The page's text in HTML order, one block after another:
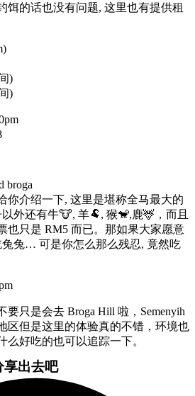
饵的话也没有问题, 这里也有提供租
)
)
broga
你介绍一下, 这里是堪称全马最大的
外还有牛🐮, 羊🐏, 猴🐒,鹿🦌，而且
也只是 RM5 而已。那如果大家愿意
兔… 可是你怎么那么残忍, 竟然吃
只是会去 Broga Hill 啦，Semenyih
区但是这里的体验真的不错，环境也
么好吃的也可以追踪一下。
享出去吧